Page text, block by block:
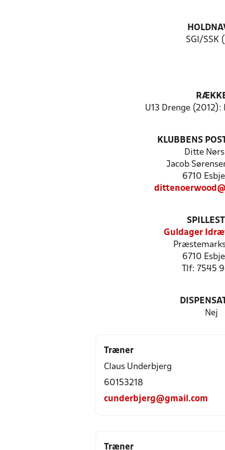
SGI/SSK
U13 Drenge (2012):
KLUBBENS
Ditte
Jacob
6710
Guldager
6710
Tlf: 7545
Nej
Træner
Claus Underbjerg
60153218
cunderbjerg@gmail.com
Træner